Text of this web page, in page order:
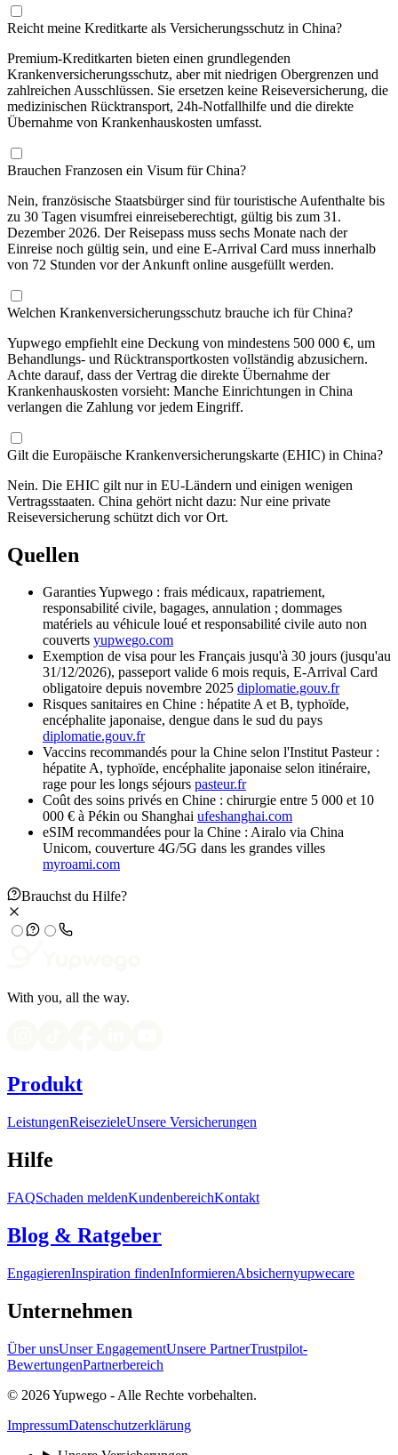
Reicht meine Kreditkarte als Versicherungsschutz in China?
Premium-Kreditkarten bieten einen grundlegenden
Krankenversicherungsschutz, aber mit niedrigen Obergrenzen und
zahlreichen Ausschlüssen. Sie ersetzen keine Reiseversicherung, die
medizinischen Rücktransport, 24h-Notfallhilfe und die direkte
Übernahme von Krankenhauskosten umfasst.
Brauchen Franzosen ein Visum für China?
Nein, französische Staatsbürger sind für touristische Aufenthalte bis
zu 30 Tagen visumfrei einreiseberechtigt, gültig bis zum 31.
Dezember 2026. Der Reisepass muss sechs Monate nach der
Einreise noch gültig sein, und eine E-Arrival Card muss innerhalb
von 72 Stunden vor der Ankunft online ausgefüllt werden.
Welchen Krankenversicherungsschutz brauche ich für China?
Yupwego empfiehlt eine Deckung von mindestens 500 000 €, um
Behandlungs- und Rücktransportkosten vollständig abzusichern.
Achte darauf, dass der Vertrag die direkte Übernahme der
Krankenhauskosten vorsieht: Manche Einrichtungen in China
verlangen die Zahlung vor jedem Eingriff.
Gilt die Europäische Krankenversicherungskarte (EHIC) in China?
Nein. Die EHIC gilt nur in EU-Ländern und einigen wenigen
Vertragsstaaten. China gehört nicht dazu: Nur eine private
Reiseversicherung schützt dich vor Ort.
Quellen
Garanties Yupwego : frais médicaux, rapatriement,
responsabilité civile, bagages, annulation ; dommages
matériels au véhicule loué et responsabilité civile auto non
couverts yupwego.com
Exemption de visa pour les Français jusqu'à 30 jours (jusqu'au
31/12/2026), passeport valide 6 mois requis, E-Arrival Card
obligatoire depuis novembre 2025 diplomatie.gouv.fr
Risques sanitaires en Chine : hépatite A et B, typhoïde,
encéphalite japonaise, dengue dans le sud du pays
diplomatie.gouv.fr
Vaccins recommandés pour la Chine selon l'Institut Pasteur :
hépatite A, typhoïde, encéphalite japonaise selon itinéraire,
rage pour les longs séjours pasteur.fr
Coût des soins privés en Chine : chirurgie entre 5 000 et 10
000 € à Pékin ou Shanghai ufeshanghai.com
eSIM recommandées pour la Chine : Airalo via China
Unicom, couverture 4G/5G dans les grandes villes
myroami.com
Brauchst du Hilfe?
With you, all the way.
Produkt
LeistungenReisezieleUnsere Versicherungen
Hilfe
FAQSchaden meldenKundenbereichKontakt
Blog & Ratgeber
EngagierenInspiration findenInformierenAbsichernyupwecare
Unternehmen
Über unsUnser EngagementUnsere PartnerTrustpilot-
BewertungenPartnerbereich
© 2026 Yupwego - Alle Rechte vorbehalten.
ImpressumDatenschutzerklärung